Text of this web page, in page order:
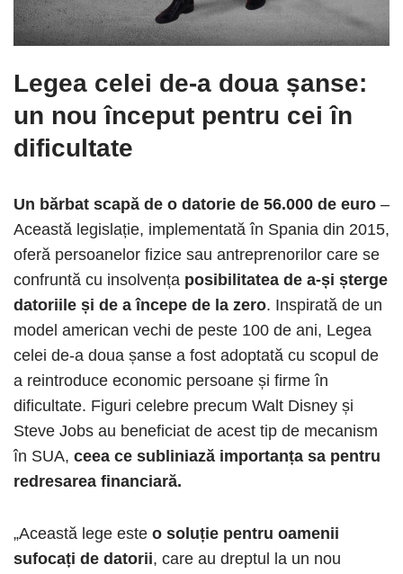
Legea celei de-a doua șanse:
un nou început pentru cei în
dificultate
Un bărbat scapă de o datorie de 56.000 de euro –
Această legislație, implementată în Spania din 2015,
oferă persoanelor fizice sau antreprenorilor care se
confruntă cu insolvența posibilitatea de a-și șterge
datoriile și de a începe de la zero. Inspirată de un
model american vechi de peste 100 de ani, Legea
celei de-a doua șanse a fost adoptată cu scopul de
a reintroduce economic persoane și firme în
dificultate. Figuri celebre precum Walt Disney și
Steve Jobs au beneficiat de acest tip de mecanism
în SUA, ceea ce subliniază importanța sa pentru
redresarea financiară.
„Această lege este o soluție pentru oamenii
sufocați de datorii, care au dreptul la un nou